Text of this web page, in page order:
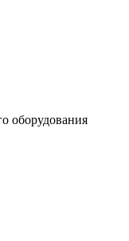
оборудования